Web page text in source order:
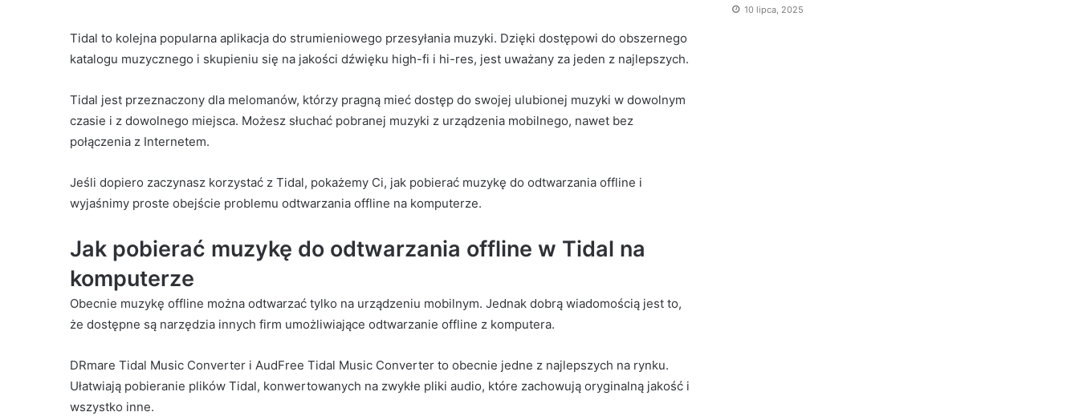
Tidal to kolejna popularna aplikacja do strumieniowego przesyłania muzyki. Dzięki dostępowi do obszernego
katalogu muzycznego i skupieniu się na jakości dźwięku high-fi i hi-res, jest uważany za jeden z najlepszych.
Tidal jest przeznaczony dla melomanów, którzy pragną mieć dostęp do swojej ulubionej muzyki w dowolnym
czasie i z dowolnego miejsca. Możesz słuchać pobranej muzyki z urządzenia mobilnego, nawet bez
połączenia z Internetem.
Jeśli dopiero zaczynasz korzystać z Tidal, pokażemy Ci, jak pobierać muzykę do odtwarzania offline i
wyjaśnimy proste obejście problemu odtwarzania offline na komputerze.
Jak pobierać muzykę do odtwarzania offline w Tidal na
komputerze
Obecnie muzykę offline można odtwarzać tylko na urządzeniu mobilnym. Jednak dobrą wiadomością jest to,
że dostępne są narzędzia innych firm umożliwiające odtwarzanie offline z komputera.
DRmare Tidal Music Converter i AudFree Tidal Music Converter to obecnie jedne z najlepszych na rynku.
Ułatwiają pobieranie plików Tidal, konwertowanych na zwykłe pliki audio, które zachowują oryginalną jakość i
wszystko inne.
10 lipca, 2025